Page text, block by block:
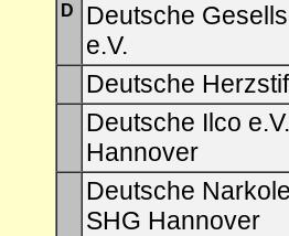
D
Deutsche
e.V.
Deutsche
Deutsche Ilco
Hannover
Deutsche
SHG Hannover